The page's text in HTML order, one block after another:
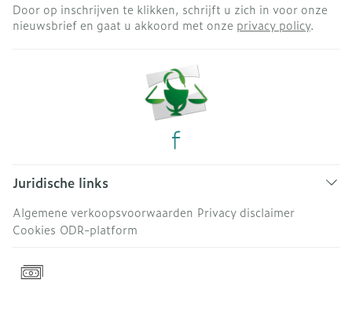
Door op inschrijven te klikken, schrijft u zich in voor onze
nieuwsbrief en gaat u akkoord met onze privacy policy.
Juridische links
Algemene verkoopsvoorwaarden Privacy disclaimer
Cookies ODR-platform